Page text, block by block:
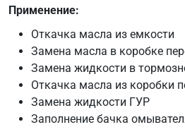
Применение:
Откачка масла из емкости
Замена масла в коробке
Замена жидкости в
Откачка масла из коробки
Замена жидкости ГУР
Заполнение бачка